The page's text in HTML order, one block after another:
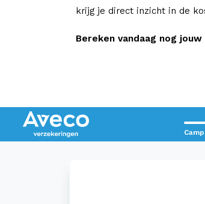
krijg je direct inzicht in de
Bereken vandaag nog